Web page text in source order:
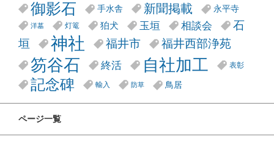
御影石 手水舎 新聞掲載 永平寺
洋墓 灯篭 狛犬 玉垣 相談会
石
垣
神社 福井市 福井西部浄苑
笏谷石 終活 自社加工 表彰
記念碑 輸入 防草 鳥居
ページ一覧